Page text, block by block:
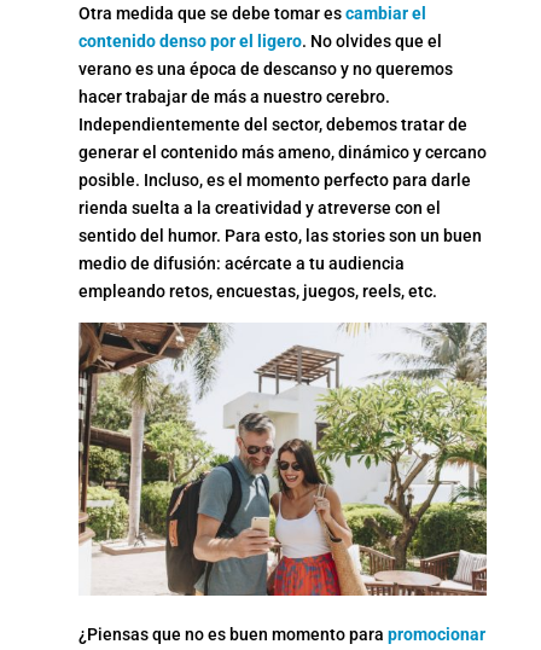
Otra medida que se debe tomar escambiar el
contenido denso por el ligero. No olvides que el
verano es una época de descanso y no queremos
hacer trabajar de más a nuestro cerebro.
Independientemente del sector, debemos tratar de
generar el contenido más ameno, dinámico y cercano
posible. Incluso, es el momento perfecto para darle
rienda suelta a la creatividad y atreverse con el
sentido del humor. Para esto, las stories son un buen
medio de difusión: acércate a tu audiencia
empleando retos, encuestas, juegos, reels, etc.
¿Piensas que no es buen momento para promocionar